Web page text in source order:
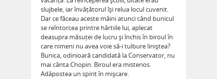
slujbele, iar învățătorul își relua locul cuvenit.
Dar ce făceau aceste mâini atunci când bunicul
se reîntorcea printre hârtiile lui, aplecat
deasupra măsuței de lucru și închis în biroul în
care nimeni nu avea voie să-i tulbure liniștea?
Bunica, odinioară candidată la Conservator, nu
mai cânta Chopin. Biroul era misterios.
Adăpostea un spirit în mișcare.